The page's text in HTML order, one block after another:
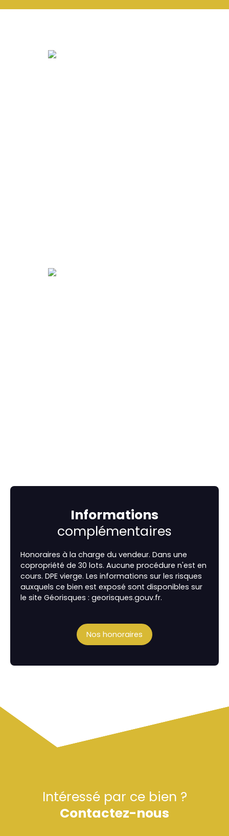
Informations
complémentaires
Honoraires à la charge du vendeur. Dans une
copropriété de 30 lots. Aucune procédure n'est en
cours. DPE vierge. Les informations sur les risques
auxquels ce bien est exposé sont disponibles sur
le site Géorisques : georisques.gouv.fr.
Nos honoraires
Intéressé par ce bien ?
Contactez-nous